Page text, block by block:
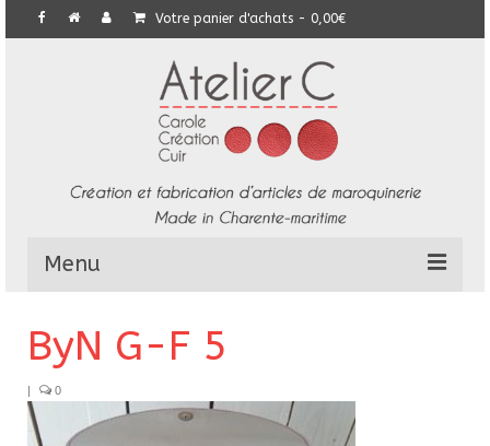
Votre panier d'achats - 0,00€
Menu
Collection
Commandes particulières
ByN G-F 5
| 0